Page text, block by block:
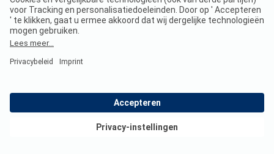
Nadelen
gebrek aan servies
Deze recensie is automatisch vertaald.
Lees de volledige
Bekijk deals